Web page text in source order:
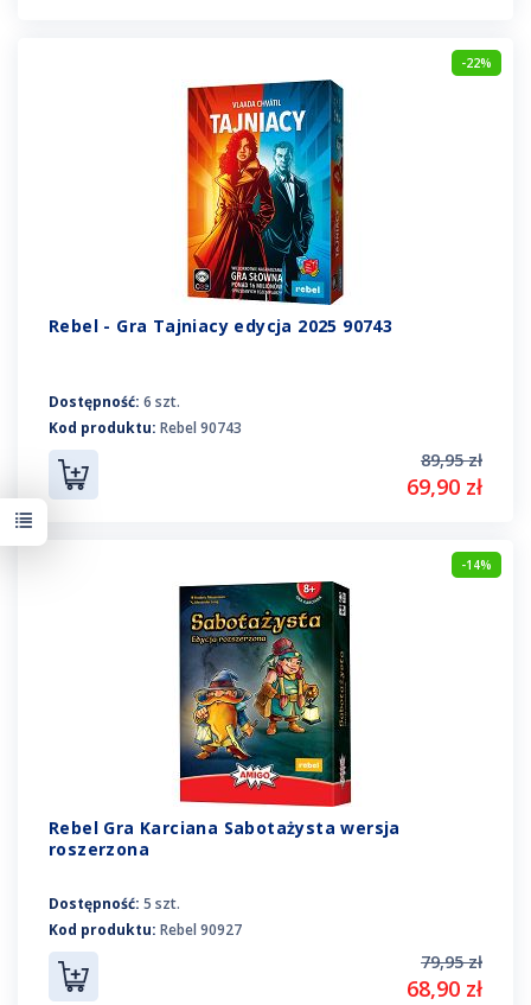
-22%
Rebel - Gra Tajniacy edycja 2025 90743
Dostępność: 6 szt.
Kod produktu: Rebel 90743
89,95 zł
69,90 zł
-14%
Rebel Gra Karciana Sabotażysta wersja
roszerzona
Dostępność: 5 szt.
Kod produktu: Rebel 90927
79,95 zł
68,90 zł